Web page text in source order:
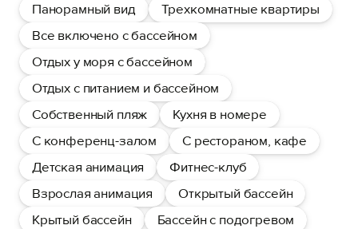
Панорамный вид
Трехкомнатные квартиры
Все включено с бассейном
Отдых у моря с бассейном
Отдых с питанием и бассейном
Собственный пляж
Кухня в номере
С конференц-залом
С рестораном, кафе
Детская анимация
Фитнес-клуб
Взрослая анимация
Открытый бассейн
Крытый бассейн
Бассейн с подогревом